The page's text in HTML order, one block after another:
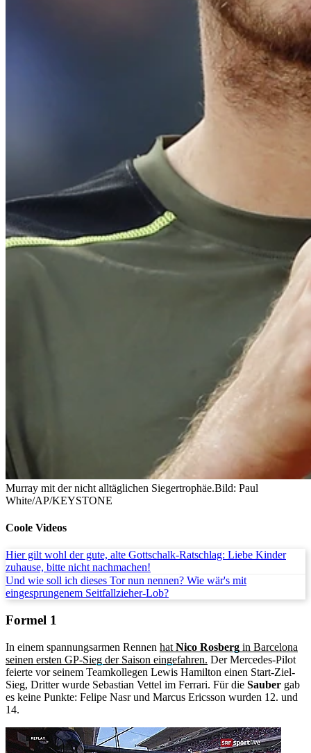
Murray mit der nicht alltäglichen Siegertrophäe.Bild: Paul
White/AP/KEYSTONE
Coole Videos
Hier gilt wohl der gute, alte Gottschalk-Ratschlag: Liebe Kinder
zuhause, bitte nicht nachmachen!
Und wie soll ich dieses Tor nun nennen? Wie wär's mit
eingesprungenem Seitfallzieher-Lob?
Formel 1
In einem spannungsarmen Rennen hat Nico Rosberg in Barcelona
seinen ersten GP-Sieg der Saison eingefahren. Der Mercedes-Pilot
feierte vor seinem Teamkollegen Lewis Hamilton einen Start-Ziel-
Sieg, Dritter wurde Sebastian Vettel im Ferrari. Für die Sauber gab
es keine Punkte: Felipe Nasr und Marcus Ericsson wurden 12. und
14.